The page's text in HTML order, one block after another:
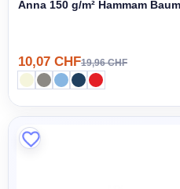
Anna 150 g/m² Hammam
10,07 CHF19,96 CHF